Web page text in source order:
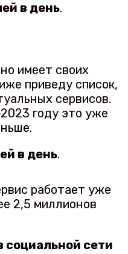
в день.
имеет своих
приведу список,
сервисов.
году это уже
в день.
работает уже
2,5 миллионов
социальной сети